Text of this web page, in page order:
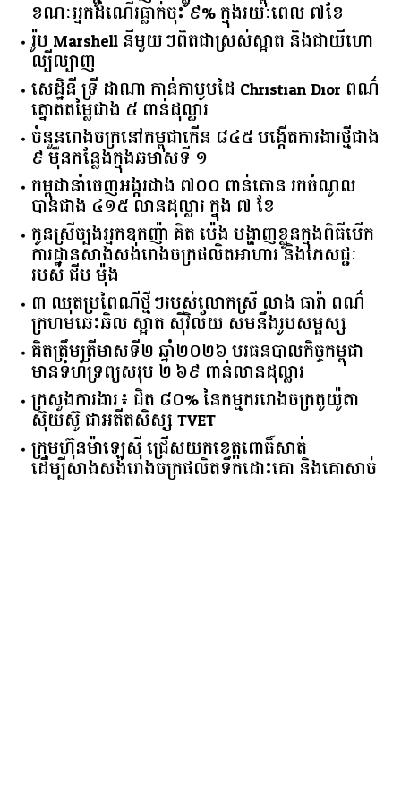
ខណៈអ្នកដំណើរធ្លាក់ចុះ ៩% ក្នុងរយៈពេល ៧ខែ
រ៉ូប Marshell នីមួយៗពិតជាស្រស់ស្អាត និងជាយីហោ
ល្បីល្បាញ
សេដ្ឋិនី ទ្រី ដាណា កាន់កាបូបដៃ Christian Dior ពណ៌
ត្នោតតម្លៃជាង ៥ ពាន់ដុល្លារ
ចំនួន​រោងចក្រ​នៅ​កម្ពុជា​កើន​ ​៨៤៥​ ​បង្កើត​ការងារ​ថ្មី​ជាង​
​៩​ ​ម៉ឺន​កន្លែង​ក្នុង​ឆមាស​ទី ​១​
កម្ពុជានាំចេញអង្ករជាង ៧០០ ពាន់តោន រកចំណូល
បានជាង ៤១៥ លានដុល្លារ ក្នុង ៧ ខែ
កូនស្រីច្បងអ្នកឧកញ៉ា គិត ម៉េង បង្ហាញខ្លួនក្នុងពិធីបើក
ការដ្ឋានសាងសង់រោងចក្រផលិតអាហារ និងភេសជ្ជៈ
របស់ ជីប ម៉ុង
៣ ឈុតប្រពៃណីថ្មីៗរបស់លោកស្រី លាង ធារ៉ា ពណ៌
ក្រហមឆេះឆិល ស្អាត ​ស៊ីវិល័យ សមនឹងរូបសម្ផស្ស
គិត​ត្រឹមត្រីមាស​ទី​២​ ​ឆ្នាំ​២០២៦​ បរធន​បាលកិច្ច​កម្ពុជា​ ​
មាន​ទំហំ​ទ្រព្យ​សរុប​ ​២.៦៩​ ​ពាន់លាន​ដុល្លារ​
ក្រសួង​ការងារ​៖ ​ជិត​ ​៨០​% ​នៃ​កម្មករ​រោងចក្រ​តូយ៉ូតា ​
ស៊ុយ​ស៊ូ ​ជា​អតីត​សិស្ស​ ​TVET​
ក្រុមហ៊ុន​ម៉ាឡេស៊ី ជ្រើសយកខេត្ដពោធិ៍សាត់
ដើម្បីសាងសង់រោងចក្រផលិតទឹកដោះគោ និងគោសាច់